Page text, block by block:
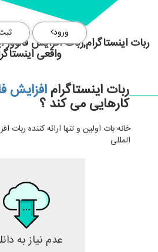
ورود
ربات اینستاگرام,ربات افزایش فالوور
واقعی
ربات اینستاگرامافزایش
کارهایی می کند ؟
خانه بات اولین و تنها ارائه کننده ربات
المللی
عدم نیاز به